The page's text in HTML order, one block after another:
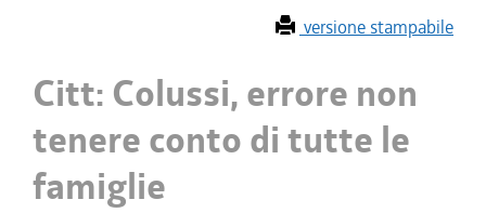
versione stampabile
Citt: Colussi, errore non
tenere conto di tutte le
famiglie